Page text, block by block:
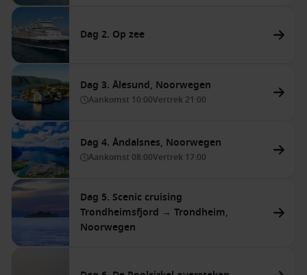
Dag 2. Op zee
Dag 3. Ålesund, Noorwegen
Aankomst 10:00Vertrek 21:00
Dag 4. Åndalsnes, Noorwegen
Aankomst 08:00Vertrek 17:00
Dag 5. Scenic cruising
Trondheimsfjord → Trondheim,
Noorwegen